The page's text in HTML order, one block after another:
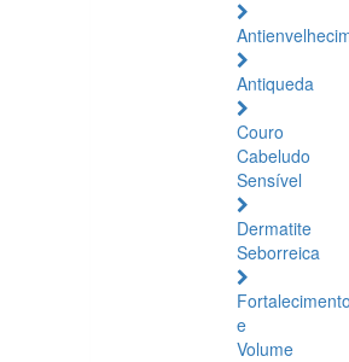
Antiqueda
Couro
Cabeludo
Sensível
Dermatite
Seborreica
Fortalecimento
e
Volume